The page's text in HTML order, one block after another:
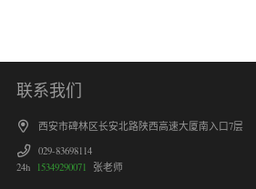
联系我们
西安市碑林区长安北路陕西高速大厦南入口7层
029-83698114
24h
15349290071 张老师